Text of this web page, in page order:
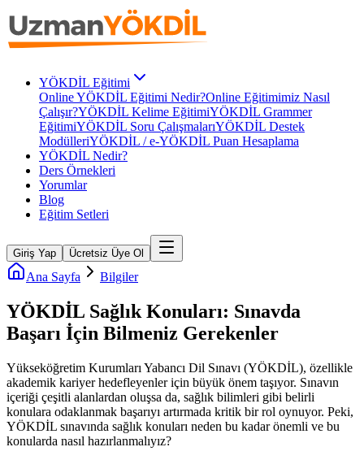
YÖKDİL Eğitimi
Online YÖKDİL Eğitimi Nedir?Online Eğitimimiz Nasıl
Çalışır?YÖKDİL Kelime EğitimiYÖKDİL Grammer
EğitimiYÖKDİL Soru ÇalışmalarıYÖKDİL Destek
ModülleriYÖKDİL / e-YÖKDİL Puan Hesaplama
YÖKDİL Nedir?
Ders Örnekleri
Yorumlar
Blog
Eğitim Setleri
Giriş Yap Ücretsiz Üye Ol
Ana Sayfa Bilgiler
YÖKDİL Sağlık Konuları: Sınavda
Başarı İçin Bilmeniz Gerekenler
Yükseköğretim Kurumları Yabancı Dil Sınavı (YÖKDİL), özellikle
akademik kariyer hedefleyenler için büyük önem taşıyor. Sınavın
içeriği çeşitli alanlardan oluşsa da, sağlık bilimleri gibi belirli
konulara odaklanmak başarıyı artırmada kritik bir rol oynuyor. Peki,
YÖKDİL sınavında sağlık konuları neden bu kadar önemli ve bu
konularda nasıl hazırlanmalıyız?